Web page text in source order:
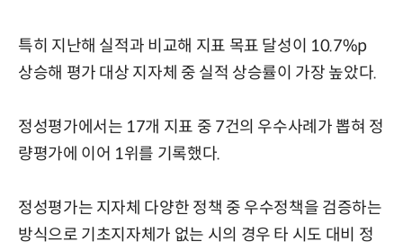
특히 지난해 실적과 비교해 지표 목표 달성이 10.7%p
상승해 평가 대상 지자체 중 실적 상승률이 가장 높았다.
정성평가에서는 17개 지표 중 7건의 우수사례가 뽑혀 정
량평가에 이어 1위를 기록했다.
정성평가는 지자체 다양한 정책 중 우수정책을 검증하는
방식으로 기초지자체가 없는 시의 경우 타 시도 대비 정